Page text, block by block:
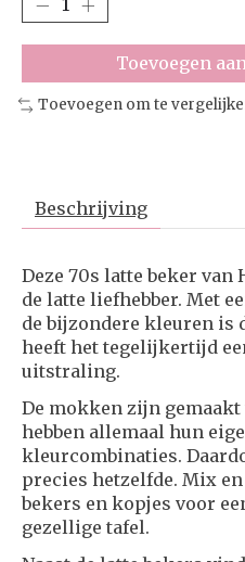
Toevoegen
Toevoegen om te
Beschrijving
Deze 70s latte beker
de latte liefhebber. Met
de bijzondere kleuren is
heeft het tegelijkertijd
uitstraling.
De mokken zijn
hebben allemaal hun
kleurcombinaties.
precies hetzelfde. Mix
bekers en kopjes voor
gezellige tafel.